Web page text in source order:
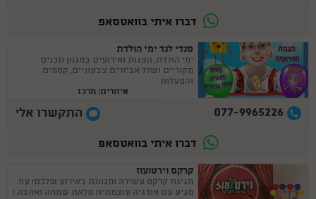
דברו איתי בוואטסאפ
סנדי לנד ימי הולדת
ימי הולדת, הצגות ואירועים במגוון תכנים
מקוריים ושלל אביזרים צבעוניים, קסמים
והפעלות.
איזורים: מרכז
077-9965226 התקשרו אלי
דברו איתי בוואטסאפ
קרקס וירטועוז
חגיגת קרקס עשירה ומגוונת באירוע שלכם! עוז
מגיע עם אנרגיה עוצמתית מלאת שמחה ואהבה !